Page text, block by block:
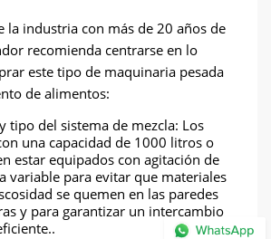
la industria con más de 20 años de
recomienda centrarse en lo
este tipo de maquinaria pesada
de alimentos:
tipo del sistema de mezcla: Los
una capacidad de 1000 litros o
estar equipados con agitación de
variable para evitar que materiales
se quemen en las paredes
y para garantizar un intercambio